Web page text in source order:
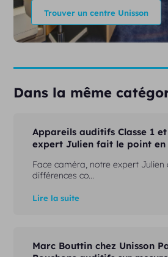
Trouver un centre Unisson
Dans la même
Appareils auditifs Classe 1
expert Julien fait le point en
Face caméra, notre expert Julien
différences co...
Lire la suite
Marc Bouttin chez Unisson